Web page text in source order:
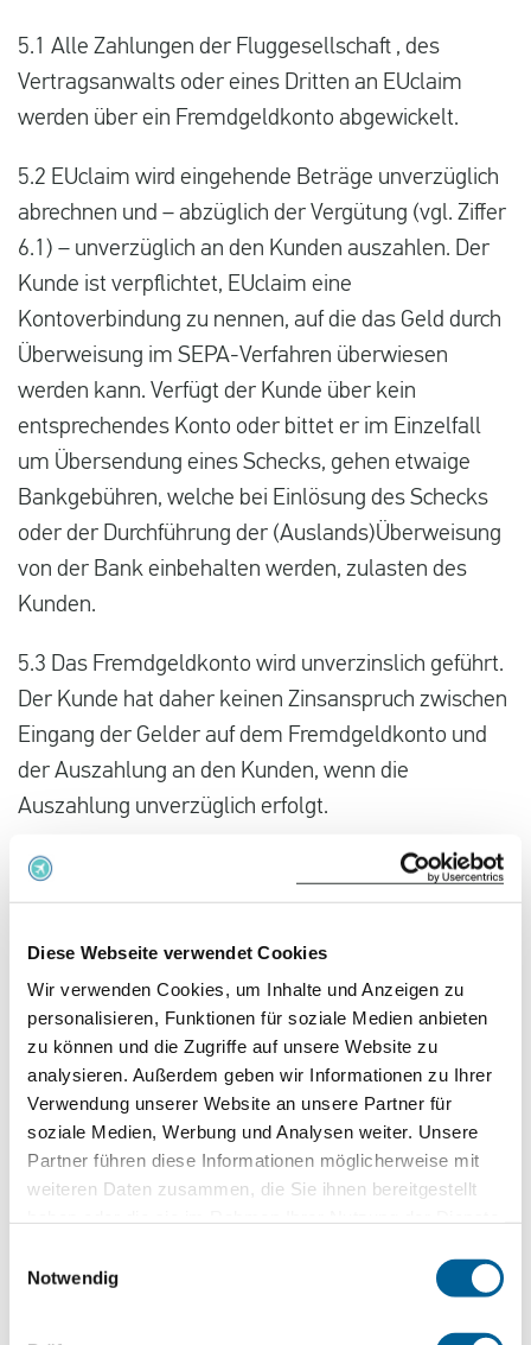
Diese Webseite verwendet Cookies
Wir verwenden Cookies, um Inhalte und Anzeigen zu
personalisieren, Funktionen für soziale Medien anbieten
zu können und die Zugriffe auf unsere Website zu
analysieren. Außerdem geben wir Informationen zu Ihrer
Verwendung unserer Website an unsere Partner für
soziale Medien, Werbung und Analysen weiter. Unsere
Partner führen diese Informationen möglicherweise mit
weiteren Daten zusammen, die Sie ihnen bereitgestellt
Notwendig
5.1 Alle Zahlungen der Fluggesellschaft , des
Vertragsanwalts oder eines Dritten an EUclaim
werden über ein Fremdgeldkonto abgewickelt.
5.2 EUclaim wird eingehende Beträge unverzüglich
abrechnen und – abzüglich der Vergütung (vgl. Ziffer
6.1) – unverzüglich an den Kunden auszahlen. Der
Kunde ist verpflichtet, EUclaim eine
Kontoverbindung zu nennen, auf die das Geld durch
Überweisung im SEPA-Verfahren überwiesen
werden kann. Verfügt der Kunde über kein
entsprechendes Konto oder bittet er im Einzelfall
um Übersendung eines Schecks, gehen etwaige
Bankgebühren, welche bei Einlösung des Schecks
oder der Durchführung der (Auslands)Überweisung
von der Bank einbehalten werden, zulasten des
Kunden.
5.3 Das Fremdgeldkonto wird unverzinslich geführt.
Der Kunde hat daher keinen Zinsanspruch zwischen
Eingang der Gelder auf dem Fremdgeldkonto und
der Auszahlung an den Kunden, wenn die
Auszahlung unverzüglich erfolgt.
5.4 Verzugszinsen, die von der Fluggesellschaft
gezahlt werden, reicht EUclaim nur an den Kunden
Verwaltungsaufwand, der EUclaim durch die
Bearbeitung und Weiterleitung der Zinsen
entstünde, unverhältnismäßig hoch, zumal die
Verzugszinsen oft erst eingehen, nachdem EUclaim
die Ausgleichszahlung bereits erhalten und dem
Kunden ausgezahlt hat.